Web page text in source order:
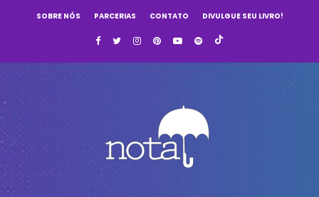
SOBRE NÓS PARCERIAS CONTATO DIVULGUE SEU LIVRO!